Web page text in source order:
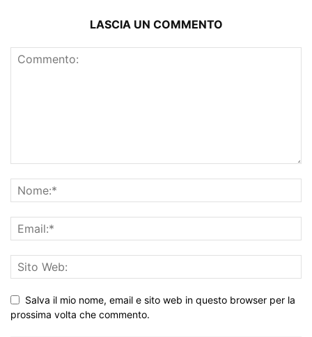
LASCIA UN COMMENTO
Salva il mio nome, email e sito web in questo browser per la
prossima volta che commento.